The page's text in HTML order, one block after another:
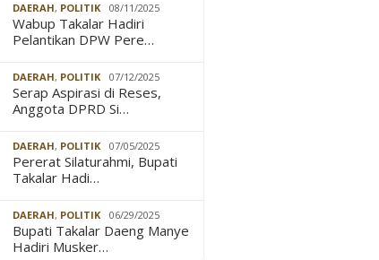
DAERAH, POLITIK 08/11/2025
Wabup Takalar Hadiri
Pelantikan DPW Pere…
DAERAH, POLITIK 07/12/2025
Serap Aspirasi di Reses,
Anggota DPRD Si…
DAERAH, POLITIK 07/05/2025
Pererat Silaturahmi, Bupati
Takalar Hadi…
DAERAH, POLITIK 06/29/2025
Bupati Takalar Daeng Manye
Hadiri Musker…